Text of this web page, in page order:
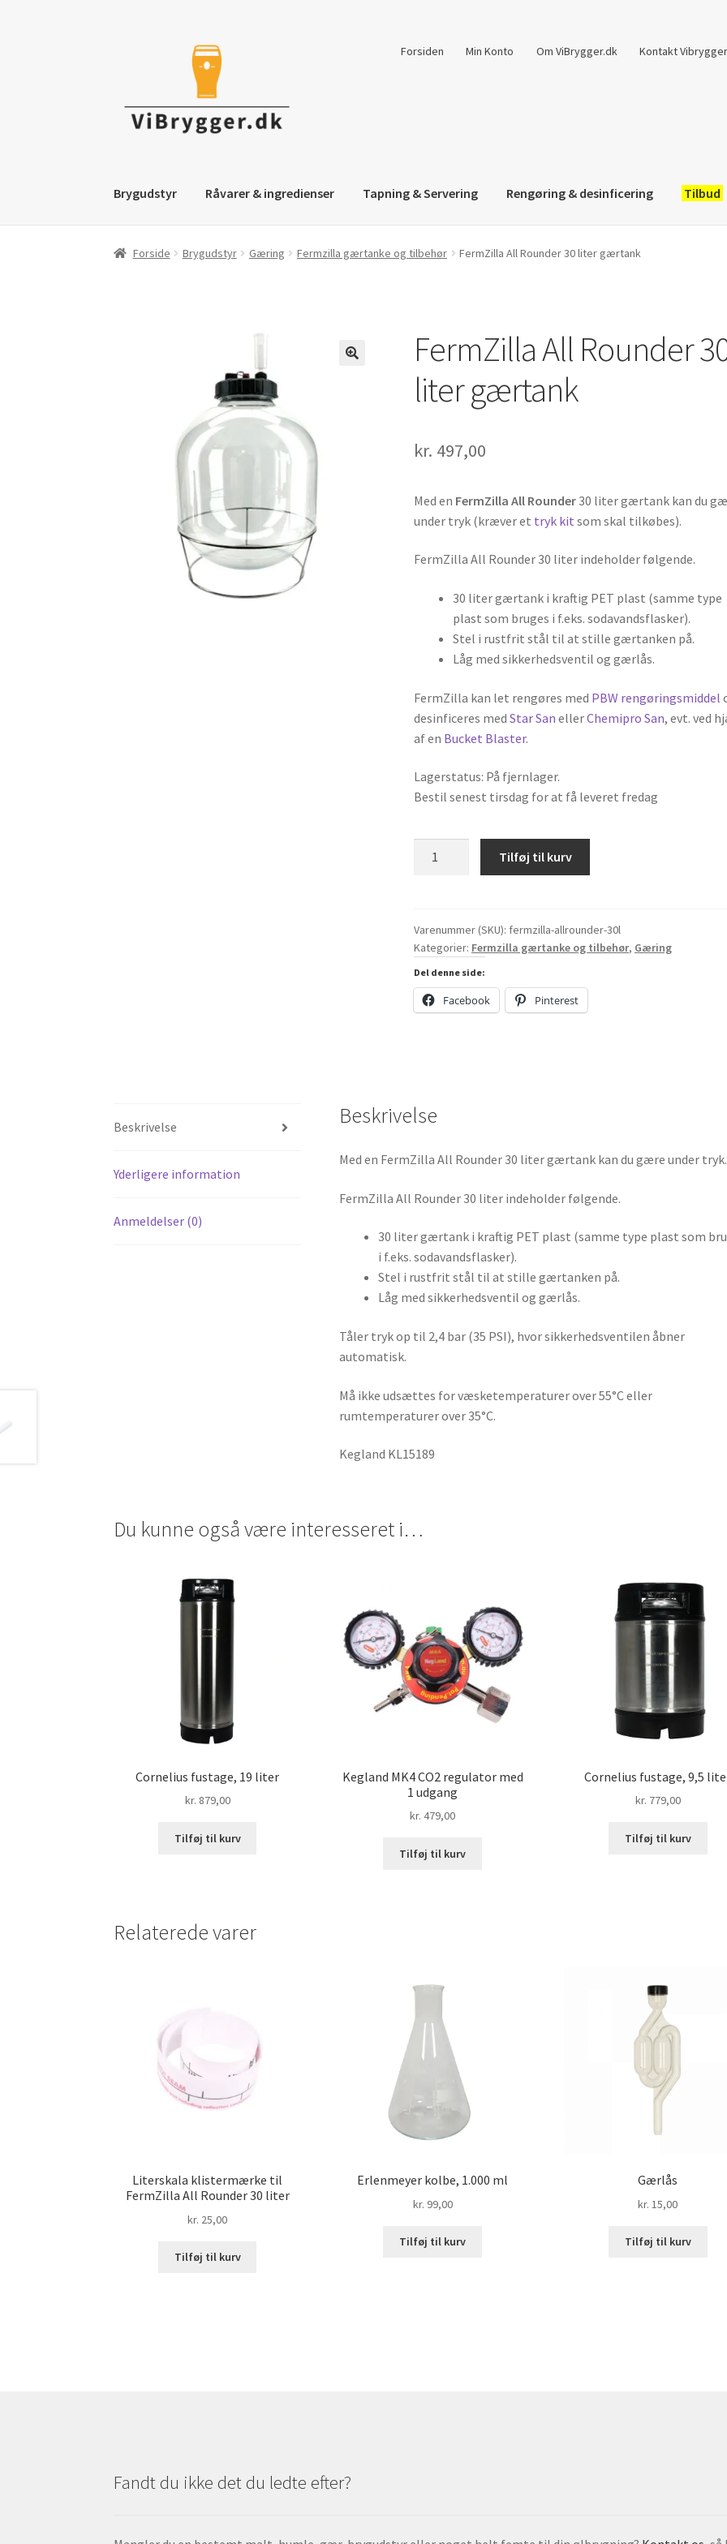
Forsiden Min Konto Om ViBrygger.dk Kontakt
Brygudstyr Råvarer & ingredienser Tapning & Servering Rengøring & desinficering Tilbud
Forside Brygudstyr Gæring Fermzilla gærtanke og tilbehør FermZilla All Rounder 30 liter gærtank
FermZilla All Rounder
liter gærtank
kr. 497,00
Med en FermZilla All Rounder30 liter gærtank kan du
under tryk (kræver et tryk kit som skal tilkøbes).
FermZilla All Rounder 30 liter indeholder følgende.
30 liter gærtank i kraftig PET plast (samme type
plast som bruges i f.eks. sodavandsflasker).
Stel i rustfrit stål til at stille gærtanken på.
Låg med sikkerhedsventil og gærlås.
FermZilla kan let rengøres med PBW rengøringsmiddel
desinficeres medStar San ellerChemipro San, evt. ved
af en Bucket Blaster.
Lagerstatus: På fjernlager.
Bestil senest tirsdag for at få leveret fredag
liter
gærtank
antal
Tilføj til kurv
Varenummer (SKU): fermzilla-allrounder-30l
Kategorier: Fermzilla gærtanke og tilbehør, Gæring
Del denne side:
Facebook Pinterest
Beskrivelse
Yderligere information
Anmeldelser (0)
Beskrivelse
Med en FermZilla All Rounder 30 liter gærtank kan du gære under tryk.
FermZilla All Rounder 30 liter indeholder følgende.
30 liter gærtank i kraftig PET plast (samme type plast som
i f.eks. sodavandsflasker).
Stel i rustfrit stål til at stille gærtanken på.
Låg med sikkerhedsventil og gærlås.
Tåler tryk op til 2,4 bar (35 PSI), hvor sikkerhedsventilen åbner
automatisk.
Må ikke udsættes for væsketemperaturer over 55°C eller
rumtemperaturer over 35°C.
Kegland KL15189
Du kunne også være interesseret i…
Cornelius fustage, 19 liter
kr. 879,00
Tilføj til kurv
Kegland MK4 CO2 regulator med
1 udgang
kr. 479,00
Tilføj til kurv
Cornelius fustage, 9,5
kr. 779,00
Tilføj til kurv
Relaterede varer
Literskala klistermærke til
FermZilla All Rounder 30 liter
kr. 25,00
Tilføj til kurv
Erlenmeyer kolbe, 1.000 ml
kr. 99,00
Tilføj til kurv
Gærlås
kr. 15,00
Tilføj til kurv
Fandt du ikke det du ledte efter?